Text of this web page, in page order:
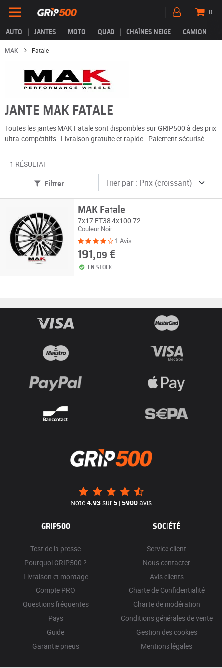
AUTO JANTES MOTO QUAD CHAÎNES NEIGE CAMION
0
MAK Fatale
JANTE MAK FATALE
Toutes les jantes MAK Fatale sont disponibles sur GRIP500 à des prix
ultra-compétitifs · Livraison gratuite et rapide · Paiement sécurisé.
1 RÉSULTAT
Filtrer
MAK Fatale
7x17 ET38 4x100 72
Couleur Noir
1 Avis
191,09 €
EN STOCK
Note4.93sur5 |5900avis
GRIP500
Test de la presse
Pourquoi GRIP500 ?
Livraison et montage
Compte PRO
Questions fréquentes
Pays
Guide
Garantie pneus
SOCIÉTÉ
Service client
Nous contacter
Avis clients
Charte de Confidentialité
Charte de modération
Conditions générales de vente
Gestion des cookies
Mentions légales